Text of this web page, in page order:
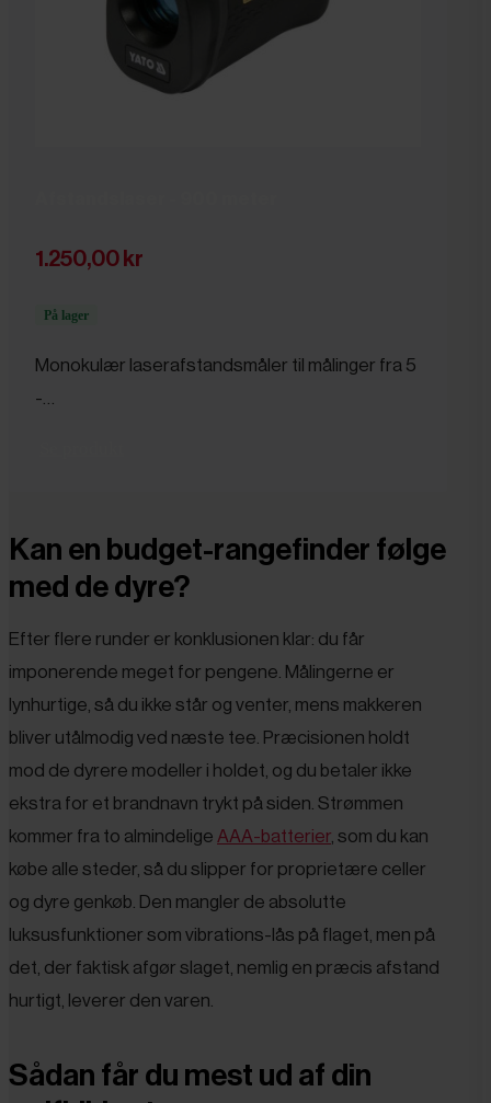
1.250,00 kr
På lager
Monokulær laserafstandsmåler til målinger fra 5
-…
Kan en budget-rangefinder følge
med de dyre?
Efter flere runder er konklusionen klar: du får
imponerende meget for pengene. Målingerne er
lynhurtige, så du ikke står og venter, mens makkeren
bliver utålmodig ved næste tee. Præcisionen holdt
mod de dyrere modeller i holdet, og du betaler ikke
ekstra for et brandnavn trykt på siden. Strømmen
kommer fra to almindelige AAA-batterier , som du kan
købe alle steder, så du slipper for proprietære celler
og dyre genkøb. Den mangler de absolutte
luksusfunktioner som vibrations-lås på flaget, men på
det, der faktisk afgør slaget, nemlig en præcis afstand
hurtigt, leverer den varen.
Sådan får du mest ud af din